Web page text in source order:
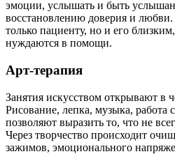
эмоции, услышать и быть
восстановлению доверия и любви.
только пациенту, но и его
нуждаются в помощи.
Арт-терапия
Занятия искусством открывают в
Рисование, лепка, музыка, работа
позволяют выразить то, что не
Через творчество происходит
зажимов, эмоционального